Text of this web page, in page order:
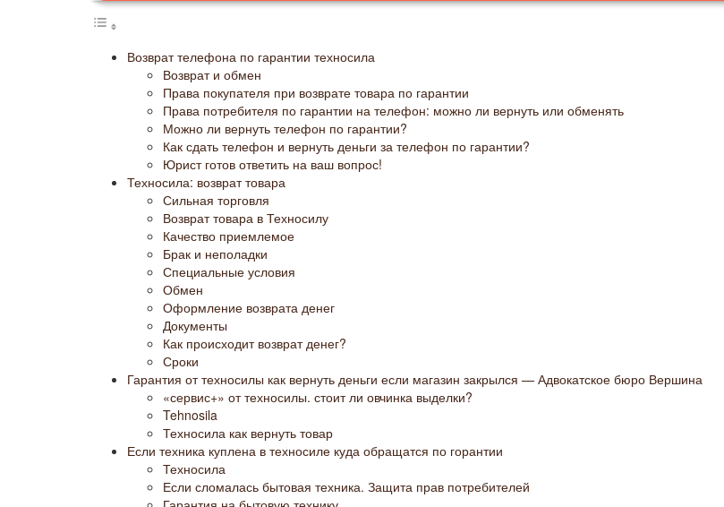
Возврат телефона по гарантии техносила
Возврат и обмен
Права покупателя при возврате товара по гарантии
Права потребителя по гарантии на телефон: можно ли вернуть или обменять
Можно ли вернуть телефон по гарантии?
Как сдать телефон и вернуть деньги за телефон по гарантии?
Юрист готов ответить на ваш вопрос!
Техносила: возврат товара
Сильная торговля
Возврат товара в Техносилу
Качество приемлемое
Брак и неполадки
Специальные условия
Обмен
Оформление возврата денег
Документы
Как происходит возврат денег?
Сроки
Гарантия от техносилы как вернуть деньги если магазин закрылся — Адвокатское бюро Вершина
«сервис+» от техносилы. стоит ли овчинка выделки?
Tehnosila
Техносила как вернуть товар
Если техника куплена в техносиле куда обращатся по горантии
Техносила
Если сломалась бытовая техника. Защита прав потребителей